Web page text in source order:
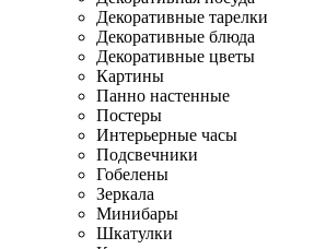
Декоративные тарелки
Декоративные блюда
Декоративные цветы
Картины
Панно настенные
Постеры
Интерьерные часы
Подсвечники
Гобелены
Зеркала
Минибары
Шкатулки